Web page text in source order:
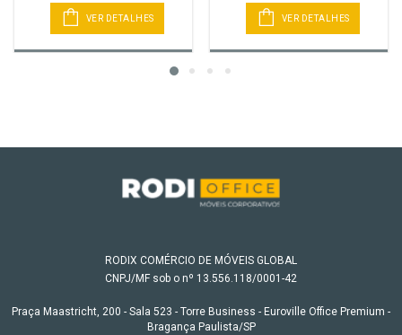
VER DETALHES VER DETALHES
RODIX COMÉRCIO DE MÓVEIS GLOBAL
CNPJ/MF sob o nº 13.556.118/0001-42
Praça Maastricht, 200 - Sala 523 - Torre Business - Euroville Office Premium -
Bragança Paulista/SP